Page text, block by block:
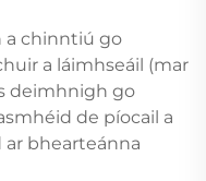
a chinntiú go
a láimhseáil (mar
deimhnigh go
de píocail a
ar bhearteánna